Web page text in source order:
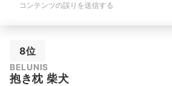
コンテンツの誤りを送信する
8位
BELUNIS
抱き枕 柴犬